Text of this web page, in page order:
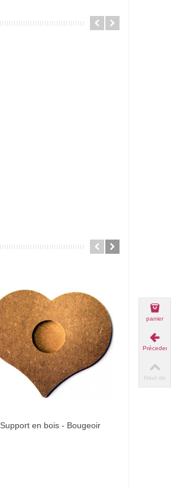
Support en bois - Bougeoir
panier
Précedent
Haut de